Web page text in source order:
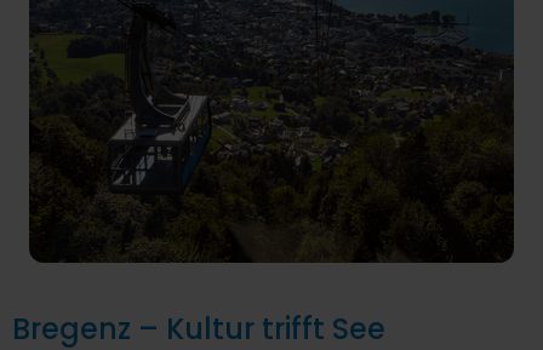
Bregenz – Kultur trifft See